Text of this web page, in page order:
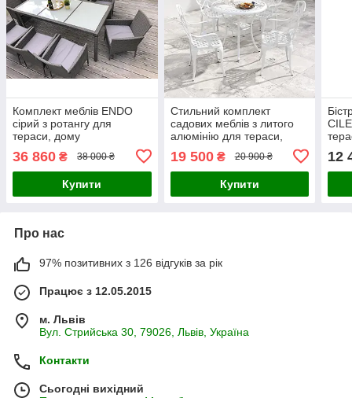
Комплект меблів ENDO
сірий з ротангу для
тераси, дому
36 860 ₴ 38 000 ₴
Купити
Стильний комплект
садових меблів з литого
алюмінію для тераси,
зручні крісла + круглий
стіл
19 500₴ 20 900 ₴
Купити
12
Про нас
97% позитивних з 126 відгуків за рік
Працює з 12.05.2015
м. Львів
Вул. Стрийська 30, 79026, Львів, Україна
Контакти
Сьогодні вихідний